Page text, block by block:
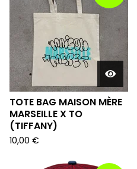
TOTE BAG MAISON MÈRE
MARSEILLE X TO
(TIFFANY)
10,00 €